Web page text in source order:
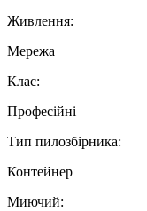
Живлення:
Мережа
Клас:
Професійні
Тип пилозбірника:
Контейнер
Миючий: